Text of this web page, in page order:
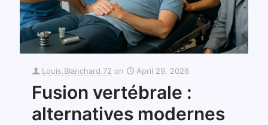
Louis.Blanchard.72 on April 29, 2026
Fusion vertébrale :
alternatives modernes